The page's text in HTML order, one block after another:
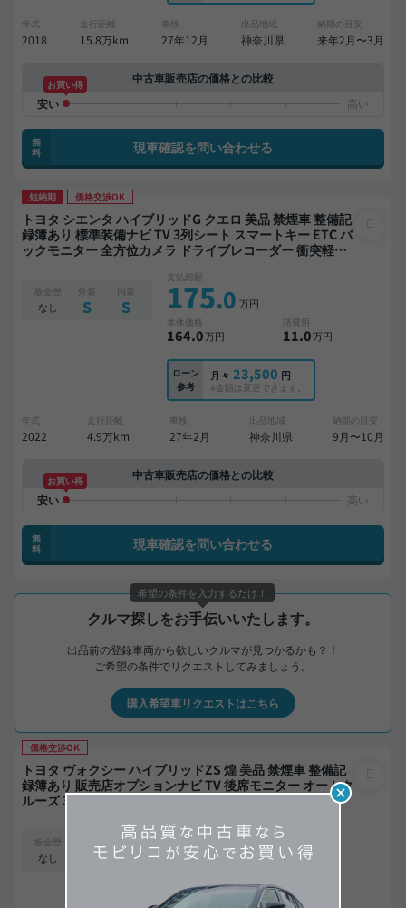
年式
2018
走行距離
15.8万km
車検
27年12月
出品地域
神奈川県
納期の目安
来年2月〜3月
中古車販売店の価格との比較
お買い得
無
料
現車確認を問い合わせる
短納期 価格交渉OK
トヨタ シエンタ ハイブリッドG クエロ 美品 禁煙車 整備記
録簿あり 標準装備ナビ TV 3列シート スマートキー ETC バ
ックモニター 全方位カメラ ドライブレコーダー 衝突軽減
板金歴
なし
外装
S
内装
S
支払総額
175.0 万円
本体価格
164.0万円
諸費用
11.0万円
ローン
参考
月々 23,500 円
※金額は変更できます。
年式
2022
走行距離
4.9万km
車検
27年2月
出品地域
神奈川県
納期の目安
9月〜10月
中古車販売店の価格との比較
お買い得
無
料
現車確認を問い合わせる
クルマ探しをお手伝いいたします。
出品前の登録車両から欲しいクルマが見つかるかも？！
ご希望の条件でリクエストしてみましょう。
購入希望車リクエストはこちら
価格交渉OK
トヨタ ヴォクシー ハイブリッドZS 煌 美品 禁煙車 整備記
録簿あり 販売店オプションナビ TV 後席モニター オートク
ルーズ 3列シート スマートキー ETC バックモニター ドラ
板金歴
なし
内装
S
支払総額
156.0 万円
145.0万円 11
希望の条件を入力するだけ！